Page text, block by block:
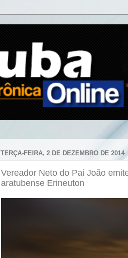
TERÇA-FEIRA, 2 DE DEZEMBRO DE 2014
Vereador Neto do Pai João
aratubense Erineuton